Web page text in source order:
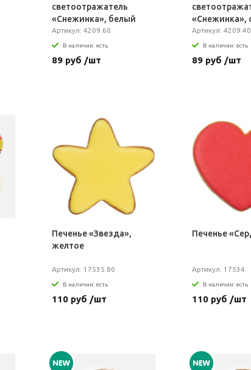
светоотражатель
«Снежинка», белый
Артикул: 4209.60
В наличии: есть
89 руб /шт
«Снежинка»,
Артикул: 4209.40
В наличии: есть
89 руб /шт
Печенье «Звезда»,
желтое
Артикул: 17535.80
В наличии: есть
110 руб /шт
Печенье
Артикул: 17534
В наличии: есть
110 руб /шт